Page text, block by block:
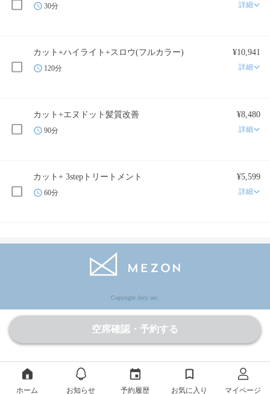
30分 詳細
カット+ハイライト+スロウ(フルカラー) ¥10,941
120分 詳細
カット+エヌドット髪質改善 ¥8,480
90分 詳細
カット+ 3stepトリートメント ¥5,599
60分 詳細
空席確認・予約する
Copyright Jocy inc.
ホーム お知らせ 予約履歴 お気に入り マイページ